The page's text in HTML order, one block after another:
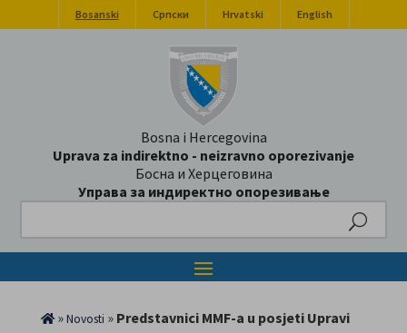
Bosanski Српски Hrvatski English
Bosna i Hercegovina
Uprava za indirektno - neizravno oporezivanje
Босна и Херцеговина
Управа за индиректно опорезивање
»Novosti » Predstavnici MMF-a u posjeti Upravi